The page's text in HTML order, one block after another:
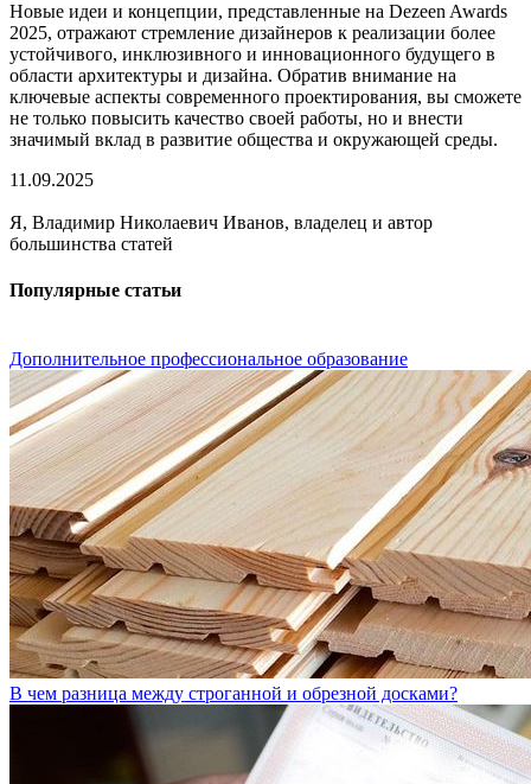
Новые идеи и концепции, представленные на Dezeen Awards
2025, отражают стремление дизайнеров к реализации более
устойчивого, инклюзивного и инновационного будущего в
области архитектуры и дизайна. Обратив внимание на
ключевые аспекты современного проектирования, вы сможете
не только повысить качество своей работы, но и внести
значимый вклад в развитие общества и окружающей среды.
11.09.2025
Я, Владимир Николаевич Иванов, владелец и автор
большинства статей
Популярные статьи
Дополнительное профессиональное образование
В чем разница между строганной и обрезной досками?